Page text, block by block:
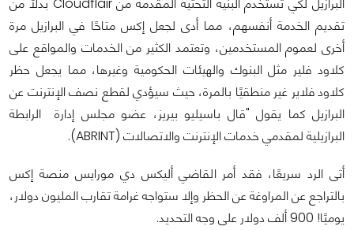
تقديم الخدمة أنفسهم، مما أدى لجعل إكس متاحًا في البرازيل مرة
أخرى لعموم المستخدمين، وتعتمد الكثير من الخدمات والمواقع على
كلاود فلير مثل البنوك والهيئات الحكومية وغيرها، مما يجعل حظر
كلاود فلاير غير منطقيًا بالمرة، حيث سيؤدي لقطع نصف الإنترنت عن
البرازيل كما يقول "قال باسيليو بيريز، عضو مجلس إدارة الرابطة
البرازيلية لمقدمي خدمات الإنترنت والاتصالات (ABRINT).
أتى الرد سريعًا، فقد أمر القاضي أليكس دي مورايس منصة إكس
بالتراجع عن المراوغة عن الحظر وإلا ستواجه غرامة تقارب المليون دولار،
يوميًا! 900 ألف دولار على وجه التحديد.